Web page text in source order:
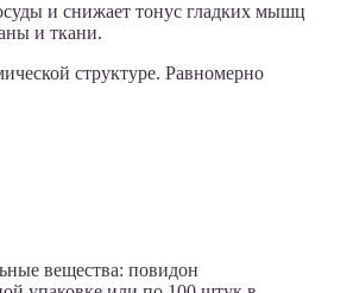
и снижает тонус гладких мышц
и ткани.
структуре. Равномерно
вещества: повидон